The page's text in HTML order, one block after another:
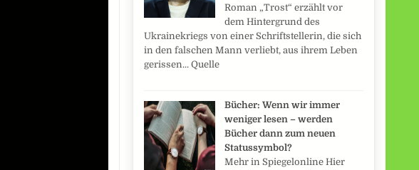
Roman „Trost“ erzählt vor
dem Hintergrund des
Ukrainekriegs von einer Schriftstellerin, die sich
in den falschen Mann verliebt, aus ihrem Leben
gerissen... Quelle
Bücher: Wenn wir immer
weniger lesen – werden
Bücher dann zum neuen
Statussymbol?
Mehr in Spiegelonline Hier